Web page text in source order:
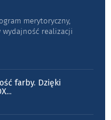
merytoryczny,
wydajność realizacji
farby. Dzięki
...